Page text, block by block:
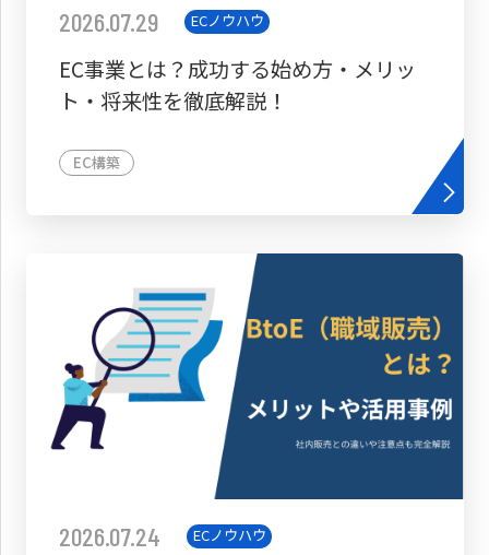
2026.07.29 ECノウハウ
EC事業とは？成功する始め方・メリッ
ト・将来性を徹底解説！
EC構築
2026.07.24 ECノウハウ